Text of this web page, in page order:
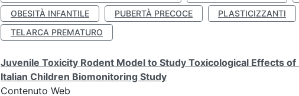
OBESITÀ INFANTILE
PUBERTÀ PRECOCE PLASTICIZZANTI
TELARCA PREMATURO
Juvenile Toxicity Rodent Model to Study Toxicological Effects
Italian Children Biomonitoring Study
Contenuto Web